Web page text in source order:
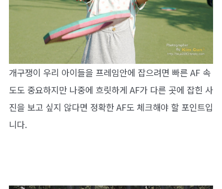
개구쟁이 우리 아이들을 프레임안에 잡으려면 빠른 AF 속
도도 중요하지만 나중에 흐릿하게 AF가 다른 곳에 잡힌 사
진을 보고 싶지 않다면 정확한 AF도 체크해야 할 포인트입
니다.